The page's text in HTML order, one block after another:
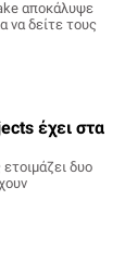
αποκάλυψε
να δείτε τους
έχει στα
δυο